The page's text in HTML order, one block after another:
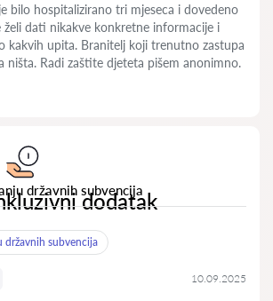
bilo hospitalizirano tri mjeseca i dovedeno
želi dati nikakve konkretne informacije i
kakvih upita. Branitelj koji trenutno zastupa
ništa. Radi zaštite djeteta pišem anonimno.
državnih subvencija
dodatak
državnih subvencija
10.09.2025